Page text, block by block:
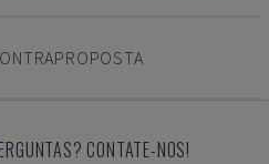
CONTATE-NOS!